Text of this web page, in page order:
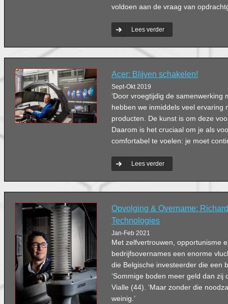
voldoen aan de vraag van
Lees verder
Acer: Blĳven schakelen!
Sept-Okt 2019
‘Door vroegtijdig de samenwerking
hebben we inmiddels veel ervaring
producten. De kunst is om deze
Daarom is het cruciaal om je als
comfortabel te voelen: je moet
Lees verder
Opvolging & Overname:
Technologies
Jan-Feb 2021
Met zelfvertrouwen, opportunisme
bedrijfsovernames een enorme
die Belgische investeerder die een
‘Sommige boden meer geld dan zij
Vialle (44). ‘Maar zonder die
weinig.’